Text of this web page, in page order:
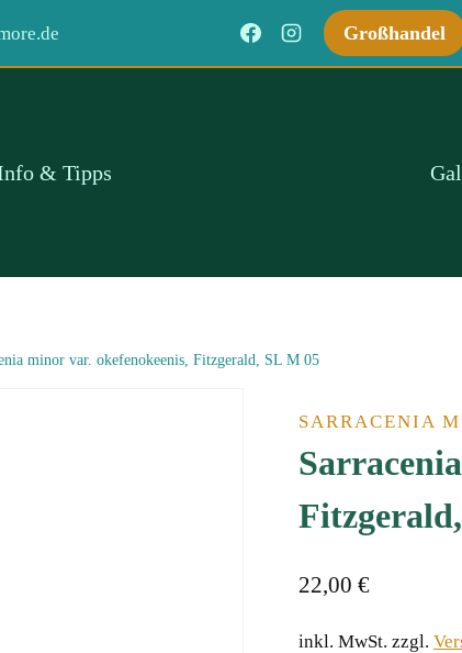
Großhandel
& Tipps
minor var. okefenokeenis, Fitzgerald, SL M 05
SARRACENIA
22,00 €
inkl. MwSt. zzgl.